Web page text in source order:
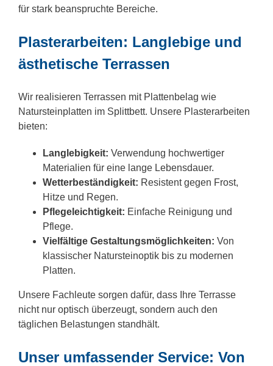
für stark beanspruchte Bereiche.
Plasterarbeiten: Langlebige und
ästhetische Terrassen
Wir realisieren Terrassen mit Plattenbelag wie
Natursteinplatten im Splittbett. Unsere Plasterarbeiten
bieten:
Langlebigkeit: Verwendung hochwertiger
Materialien für eine lange Lebensdauer.
Wetterbeständigkeit: Resistent gegen Frost,
Hitze und Regen.
Pflegeleichtigkeit: Einfache Reinigung und
Pflege.
Vielfältige Gestaltungsmöglichkeiten: Von
klassischer Natursteinoptik bis zu modernen
Platten.
Unsere Fachleute sorgen dafür, dass Ihre Terrasse
nicht nur optisch überzeugt, sondern auch den
täglichen Belastungen standhält.
Unser umfassender Service: Von